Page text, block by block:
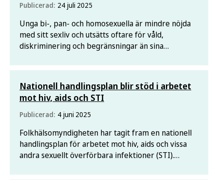
Publicerad: 24 juli 2025
Unga bi-, pan- och homosexuella är mindre nöjda
med sitt sexliv och utsätts oftare för våld,
diskriminering och begränsningar än sina
baserade på undersökningen UngKAB23.
Nationell handlingsplan blir stöd i arbetet
mot hiv, aids och STI
Publicerad: 4 juni 2025
Folkhälsomyndigheten har tagit fram en nationell
handlingsplan för arbetet mot hiv, aids och vissa
andra sexuellt överförbara infektioner (STI).
konkretiserar målen i den nationella strategin.